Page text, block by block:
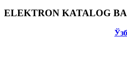
ELEKTRON KATALOG